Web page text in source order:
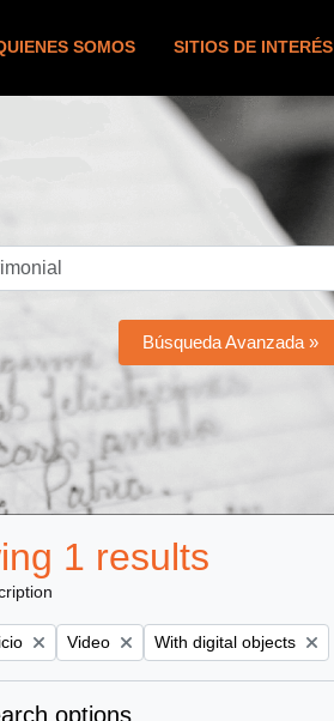
SOMOS SITIOS DE INTERÉS
Búsqueda Avanzada »
1 results
Remove filter:
Video Remove filter:
With digital objects
options